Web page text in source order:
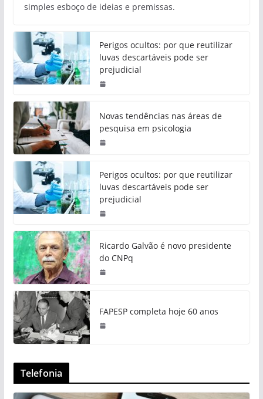
simples esboço de ideias e premissas.
Perigos ocultos: por que reutilizar
luvas descartáveis pode ser
prejudicial
Novas tendências nas áreas de
pesquisa em psicologia
Perigos ocultos: por que reutilizar
luvas descartáveis pode ser
prejudicial
Ricardo Galvão é novo presidente
do CNPq
FAPESP completa hoje 60 anos
Telefonia